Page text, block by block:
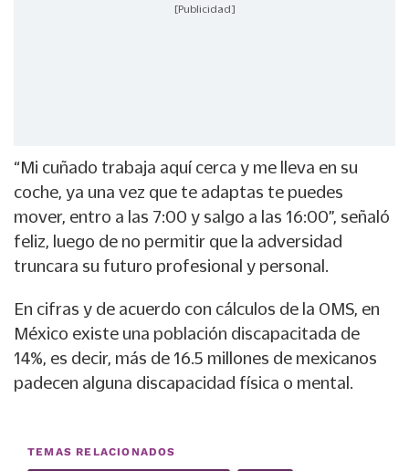
[Publicidad]
“Mi cuñado trabaja aquí cerca y me lleva en su
coche, ya una vez que te adaptas te puedes
mover, entro a las 7:00 y salgo a las 16:00”, señaló
feliz, luego de no permitir que la adversidad
truncara su futuro profesional y personal.
En cifras y de acuerdo con cálculos de la OMS, en
México existe una población discapacitada de
14%, es decir, más de 16.5 millones de mexicanos
padecen alguna discapacidad física o mental.
TEMAS RELACIONADOS